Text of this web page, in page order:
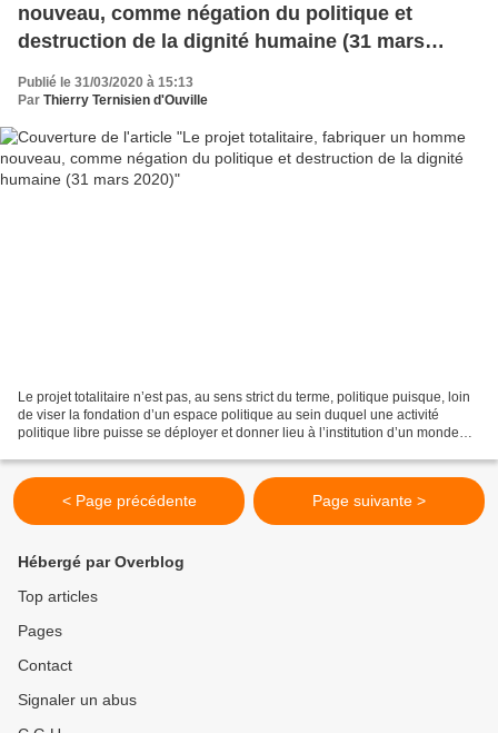
nouveau, comme négation du politique et
destruction de la dignité humaine (31 mars
Publié le 31/03/2020 à 15:13
Par Thierry Ternisien d'Ouville
Le projet totalitaire n’est pas, au sens strict du terme, politique puisque, loin
de viser la fondation d’un espace politique au sein duquel une activité
politique libre puisse se déployer et donner lieu à l’institution d’un monde
< Page précédente Page suivante >
Hébergé par Overblog
Top articles
Pages
Contact
Signaler un abus